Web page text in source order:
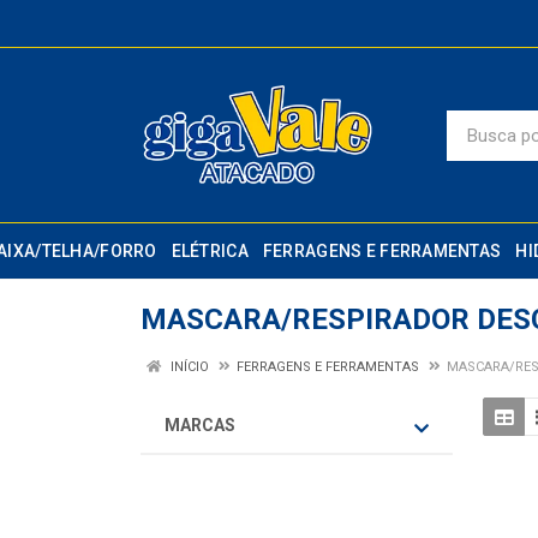
TELHA/FORRO ELÉTRICA FERRAGENS E FERRAMENTAS
MASCARA/RESPIRADOR
INÍCIO FERRAGENS E FERRAMENTAS MASCARA/
MARCAS